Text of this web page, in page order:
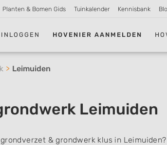
Planten & Bomen Gids Tuinkalender Kennisbank
INLOGGEN HOVENIER AANMELDEN
Leimuiden
Leimuiden
& grondwerk klus in